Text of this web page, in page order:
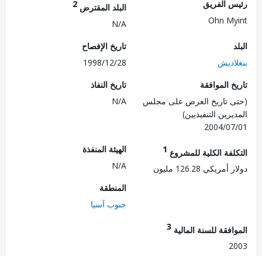
الفريق
Ohn
البلد المقترض
تاريخ الإفصاح
1998/12/28
الموافقة
تاريخ العرض على مجلس
التنفيذيين)
2004/
تاريخ النفاذ
N/A
الكلية للمشروع1
126.28 مليون
الهيئة المنفذة
جنوب آسيا
للسنة المالية3